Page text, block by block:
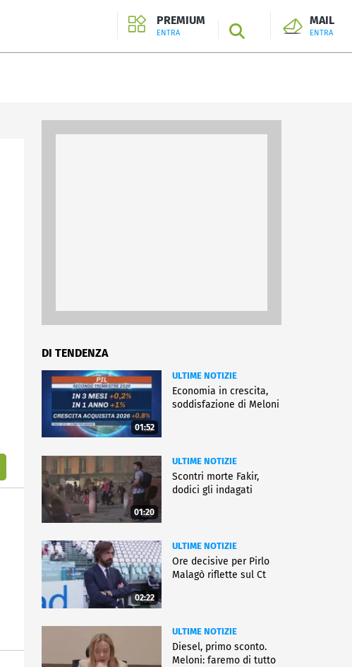
PREMIUM
ENTRA SEARCH
MAIL
ENTRA
DI TENDENZA
01:52
ULTIME NOTIZIE
Economia in crescita,
soddisfazione di Meloni
01:20
ULTIME NOTIZIE
Scontri morte Fakir,
dodici gli indagati
02:22
ULTIME NOTIZIE
Ore decisive per Pirlo
Malagò riflette sul Ct
ULTIME NOTIZIE
Diesel, primo sconto.
Meloni: faremo di tutto